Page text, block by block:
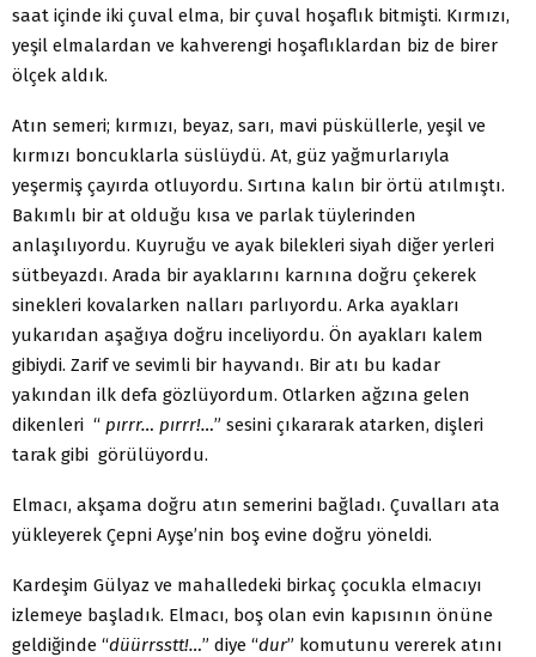
saat içinde iki çuval elma, bir çuval hoşaflık bitmişti. Kırmızı,
yeşil elmalardan ve kahverengi hoşaflıklardan biz de birer
ölçek aldık.
Atın semeri; kırmızı, beyaz, sarı, mavi püsküllerle, yeşil ve
kırmızı boncuklarla süslüydü. At, güz yağmurlarıyla
yeşermiş çayırda otluyordu. Sırtına kalın bir örtü atılmıştı.
Bakımlı bir at olduğu kısa ve parlak tüylerinden
anlaşılıyordu. Kuyruğu ve ayak bilekleri siyah diğer yerleri
sütbeyazdı. Arada bir ayaklarını karnına doğru çekerek
sinekleri kovalarken nalları parlıyordu. Arka ayakları
yukarıdan aşağıya doğru inceliyordu. Ön ayakları kalem
gibiydi. Zarif ve sevimli bir hayvandı. Bir atı bu kadar
yakından ilk defa gözlüyordum. Otlarken ağzına gelen
dikenleri “ pırrr… pırrr!…” sesini çıkararak atarken, dişleri
tarak gibi görülüyordu.
Elmacı, akşama doğru atın semerini bağladı. Çuvalları ata
yükleyerek Çepni Ayşe’nin boş evine doğru yöneldi.
Kardeşim Gülyaz ve mahalledeki birkaç çocukla elmacıyı
izlemeye başladık. Elmacı, boş olan evin kapısının önüne
geldiğinde “düürrsstt!…” diye “dur” komutunu vererek atını